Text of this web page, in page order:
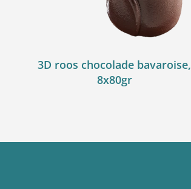
3D roos chocolade bavaroise,
8x80gr